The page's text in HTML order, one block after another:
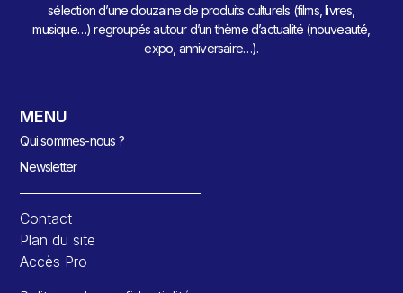
sélection d’une douzaine de produits culturels (films, livres,
musique…) regroupés autour d’un thème d’actualité (nouveauté,
expo, anniversaire…).
MENU
Qui sommes-nous ?
Newsletter
Contact
Plan du site
Accès Pro